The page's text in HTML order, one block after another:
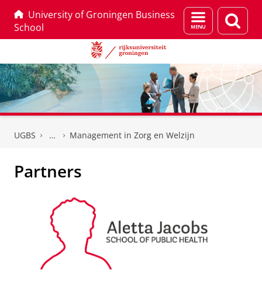
University of Groningen Business
School
Menu
en
UGBS Management in Zorg en Welzijn
Partners